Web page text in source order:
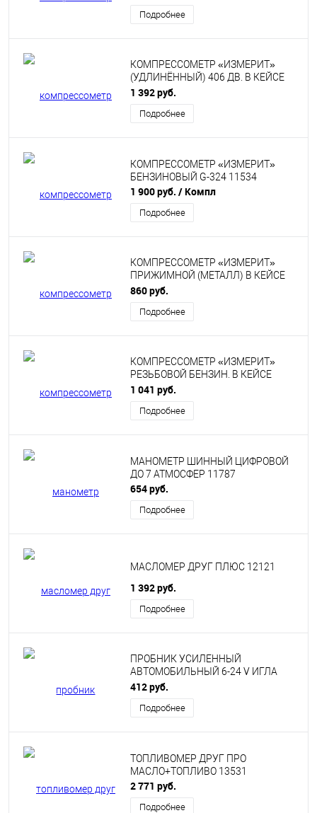
Подробнее
КОМПРЕССОМЕТР «ИЗМЕРИТ»
(УДЛИНЁННЫЙ) 406 ДВ. В КЕЙСЕ
«ЗАВОД ИЗМЕРИТЕЛЬ» 11137
1 392 руб.
Подробнее
КОМПРЕССОМЕТР «ИЗМЕРИТ»
БЕНЗИНОВЫЙ G-324 11534
1 900 руб. / Компл
Подробнее
КОМПРЕССОМЕТР «ИЗМЕРИТ»
ПРИЖИМНОЙ (МЕТАЛЛ) В КЕЙСЕ
«ЗАВОД ИЗМЕРИТЕЛЬ» 11117К
860 руб.
Подробнее
КОМПРЕССОМЕТР «ИЗМЕРИТ»
РЕЗЬБОВОЙ БЕНЗИН. В КЕЙСЕ
«ЗАВОД ИЗМЕРИТЕЛЬ» 11217К
1 041 руб.
Подробнее
МАНОМЕТР ШИННЫЙ ЦИФРОВОЙ
ДО 7 АТМОСФЕР 11787
654 руб.
Подробнее
МАСЛОМЕР ДРУГ ПЛЮС 12121
1 392 руб.
Подробнее
ПРОБНИК УСИЛЕННЫЙ
АВТОМОБИЛЬНЫЙ 6-24 V ИГЛА
70667
412 руб.
Подробнее
ТОПЛИВОМЕР ДРУГ ПРО
МАСЛО+ТОПЛИВО 13531
2 771 руб.
Подробнее